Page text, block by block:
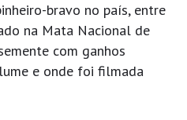
bravo no país, entre
na Mata Nacional de
com ganhos
e onde foi filmada